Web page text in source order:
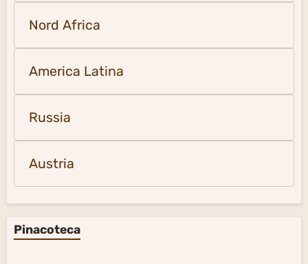
Nord Africa
America Latina
Russia
Austria
Pinacoteca